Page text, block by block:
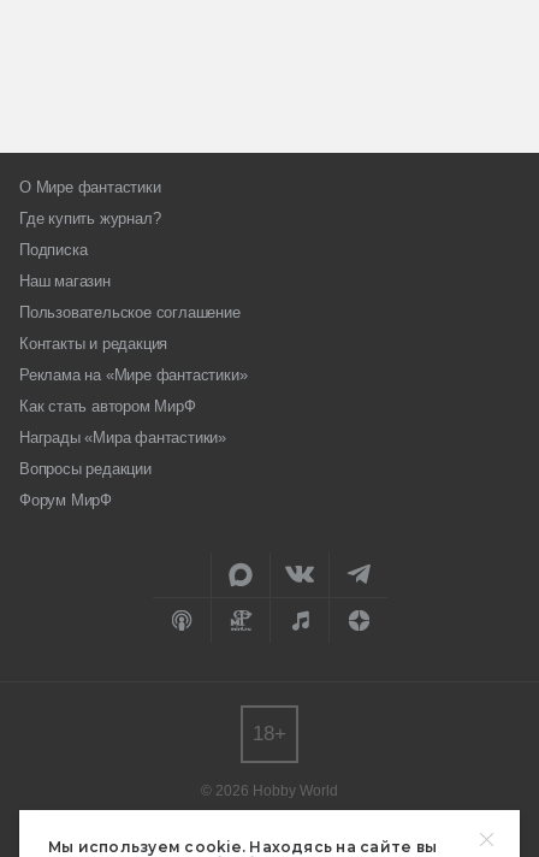
Мы используем cookie. Находясь на сайте вы
О Мире фантастики
Где купить журнал?
Подписка
Наш магазин
Пользовательское соглашение
Контакты и редакция
Реклама на «Мире фантастики»
Как стать автором МирФ
Награды «Мира фантастики»
Вопросы редакции
Форум МирФ
© 2026 Hobby World
редакции.
18+